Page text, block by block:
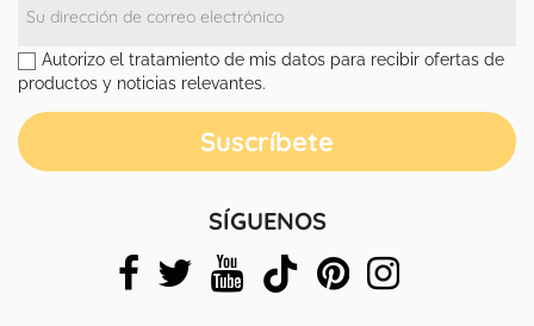
Autorizo el tratamiento de mis datos para recibir ofertas de
productos y noticias relevantes.
SÍGUENOS